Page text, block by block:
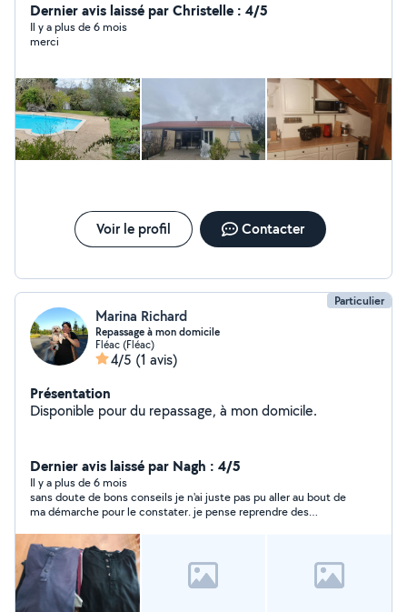
démoussage de toiture, l'isolation, la ventilation et le
placoplâtre. N'hésitez pas à me contacter pour tout
type de projet. Nous saurons vous apporter les
maîtriserions pas un domaine en particulier.
Dernier avis laissé par Christelle : 4/5
Il y a plus de 6 mois
merci
Voir le profil Contacter
Particulier
Marina Richard
Repassage à mon domicile
Fléac (Fléac)
4/5 (1 avis)
Présentation
Disponible pour du repassage, à mon domicile.
Dernier avis laissé par Nagh : 4/5
Il y a plus de 6 mois
sans doute de bons conseils je n'ai juste pas pu aller au bout de
ma démarche pour le constater. je pense reprendre des
contact